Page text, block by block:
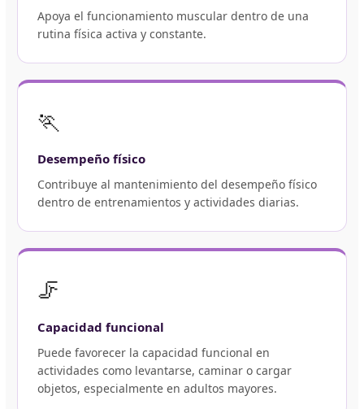
Apoya el funcionamiento muscular dentro de una
rutina física activa y constante.
🏃
Desempeño físico
Contribuye al mantenimiento del desempeño físico
dentro de entrenamientos y actividades diarias.
🦵
Capacidad funcional
Puede favorecer la capacidad funcional en
actividades como levantarse, caminar o cargar
objetos, especialmente en adultos mayores.